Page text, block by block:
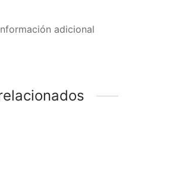
adicional